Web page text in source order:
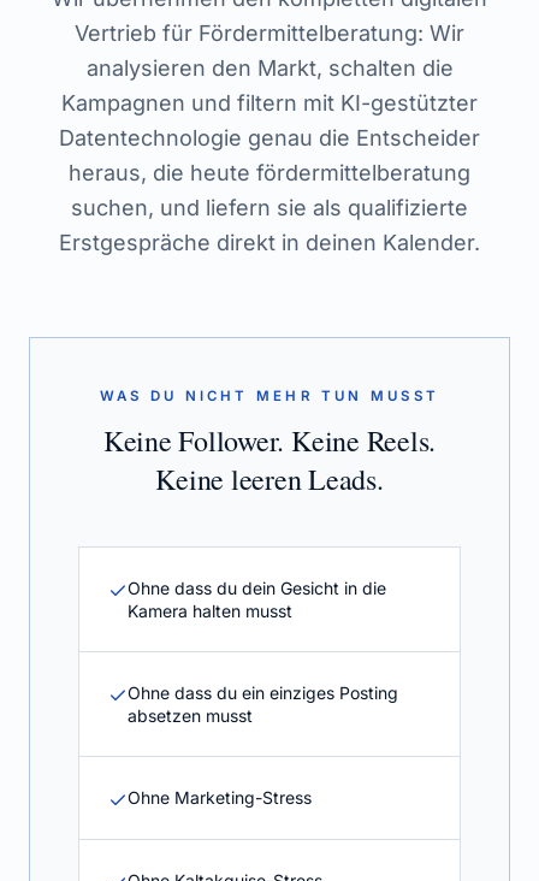
Vertrieb für Fördermittelberatung: Wir
analysieren den Markt, schalten die
Kampagnen und filtern mit KI-gestützter
Datentechnologie genau die Entscheider
heraus, die heute fördermittelberatung
suchen, und liefern sie als qualifizierte
Erstgespräche direkt in deinen Kalender.
WAS DU NICHT MEHR TUN MUSST
Keine Follower. Keine Reels.
Keine leeren Leads.
Ohne dass du dein Gesicht in die
Kamera halten musst
Ohne dass du ein einziges Posting
absetzen musst
Ohne Marketing-Stress